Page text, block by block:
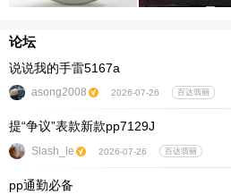
论坛
说说我的手雷5167a
asong2008 2026-07-26 百达翡丽
提“争议”表款新款pp7129J
Slash_le 2026-07-26 百达翡丽
pp通勤必备